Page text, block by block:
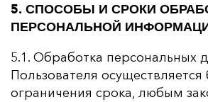
5. СПОСОБЫ И СРОКИ
ПЕРСОНАЛЬНОЙ
5.1. Обработка персональных
Пользователя осуществляется
ограничения срока, любым